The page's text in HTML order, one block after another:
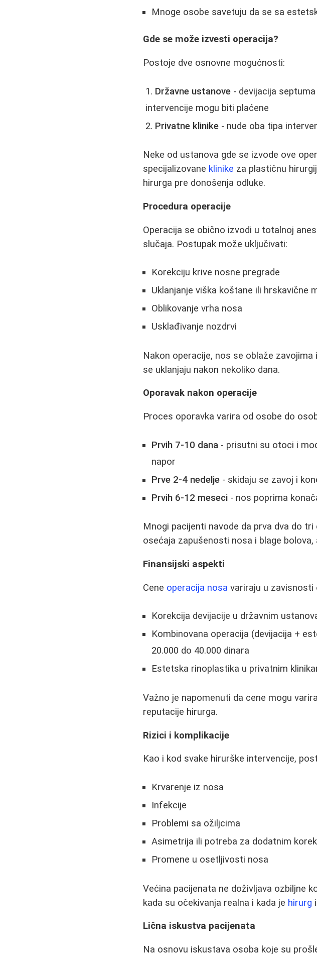
Mnoge osobe savetuju da se sa
Gde se može izvesti operacija?
Postoje dve osnovne mogućnosti:
Državne ustanove - devijacija
intervencije mogu biti plaćene
Privatne klinike - nude oba tipa
Neke od ustanova gde se izvode ove
specijalizovane klinike za plastičnu
hirurga pre donošenja odluke.
Procedura operacije
Operacija se obično izvodi u totalnoj
slučaja. Postupak može uključivati:
Korekciju krive nosne pregrade
Uklanjanje viška koštane ili hrskavične
Oblikovanje vrha nosa
Usklađivanje nozdrvi
Nakon operacije, nos se oblaže
se uklanjaju nakon nekoliko dana.
Oporavak nakon operacije
Proces oporavka varira od osobe do
Prvih 7-10 dana - prisutni su otoci i
napor
Prve 2-4 nedelje - skidaju se zavoj i
Prvih 6-12 meseci - nos poprima
Mnogi pacijenti navode da prva dva do
osećaja zapušenosti nosa i blage
Finansijski aspekti
Cene operacija nosa variraju u zavisnosti
Korekcija devijacije u državnim
Kombinovana operacija (devijacija +
20.000 do 40.000 dinara
Estetska rinoplastika u privatnim
Važno je napomenuti da cene mogu
reputacije hirurga.
Rizici i komplikacije
Kao i kod svake hirurške intervencije,
Krvarenje iz nosa
Infekcije
Problemi sa ožiljcima
Asimetrija ili potreba za dodatnim
Promene u osetljivosti nosa
Većina pacijenata ne doživljava ozbiljne
kada su očekivanja realna i kada je hirurg
Lična iskustva pacijenata
Na osnovu iskustava osoba koje su